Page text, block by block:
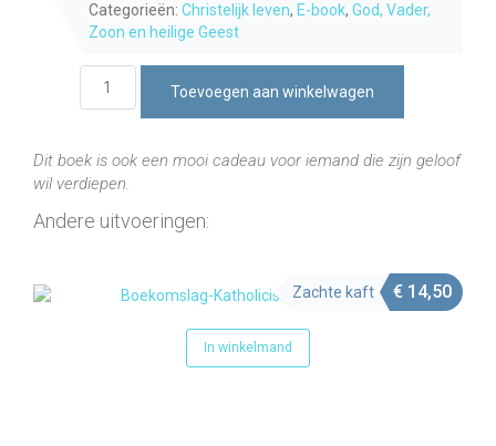
Categorieën: Christelijk leven, E-book, God, Vader,
Zoon en heilige Geest
puur
(e-
book)
Toevoegen aan winkelwagen
Dit boek is ook een mooi cadeau voor iemand die zijn geloof
wil verdiepen.
Andere uitvoeringen:
€ 14,50
Zachte kaft
In winkelmand